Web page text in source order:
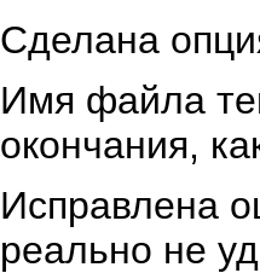
Сделана
Имя файла
окончания,
Исправлена
реально не